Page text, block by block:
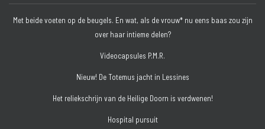
Met beide voeten op de beugels. En wat, als de vrouw* nu eens baas zou zijn
over haar intieme delen?
Videocapsules P.M.R.
Nieuw! De Totemus jacht in Lessines
Het reliekschrijn van de Heilige Doorn is verdwenen!
Hospital pursuit